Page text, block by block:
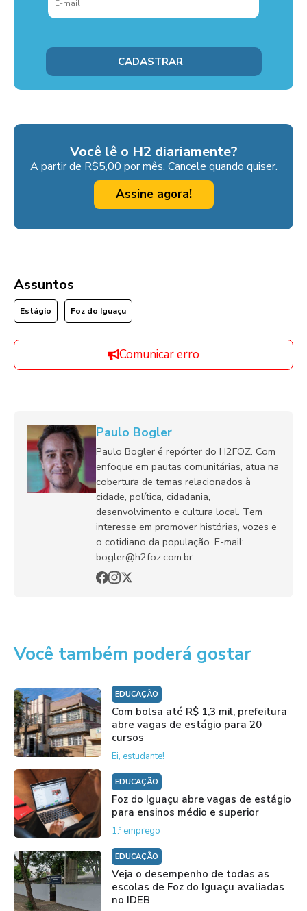
Você lê o H2 diariamente?
A partir de R$5,00 por mês. Cancele quando quiser.
Assine agora!
Assuntos
Estágio Foz do Iguaçu
Comunicar erro
Paulo Bogler
Paulo Bogler é repórter do H2FOZ. Com
enfoque em pautas comunitárias, atua na
cobertura de temas relacionados à
cidade, política, cidadania,
desenvolvimento e cultura local. Tem
interesse em promover histórias, vozes e
o cotidiano da população. E-mail:
bogler@h2foz.com.br.
Você também poderá gostar
EDUCAÇÃO
Com bolsa até R$ 1,3 mil, prefeitura
abre vagas de estágio para 20
cursos
Ei, estudante!
EDUCAÇÃO
Foz do Iguaçu abre vagas de estágio
para ensinos médio e superior
1.º emprego
EDUCAÇÃO
Veja o desempenho de todas as
escolas de Foz do Iguaçu avaliadas
no IDEB